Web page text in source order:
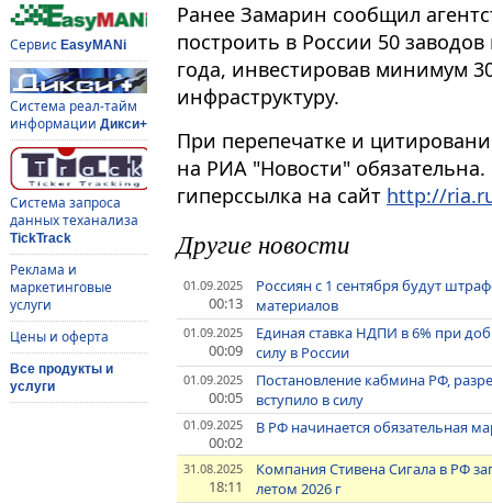
Сервис EasyMANi
Система реал-тайм
информации Дикси+
Система запроса
данных теханализа
TickTrack
Реклама и
маркетинговые
услуги
Цены и оферта
Все продукты и
услуги
Ранее Замарин сообщил
построить в России 50
года, инвестировав минимум
инфраструктуру.
При перепечатке и
на РИА "Новости"
гиперссылка на сайт http://
Другие новости
01.09.2025
00:13
Россиян с 1 сентября будут
материалов
01.09.2025
00:09
Единая ставка НДПИ в 6% при
силу в России
01.09.2025
00:05
Постановление кабмина РФ,
вступило в силу
01.09.2025
00:02
В РФ начинается обязательная
31.08.2025
18:11
Компания Стивена Сигала в РФ
летом 2026 г